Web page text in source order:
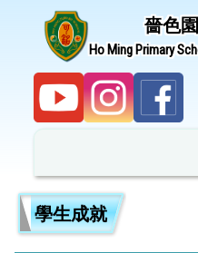
嗇色
Ho Ming Primary
學生成就